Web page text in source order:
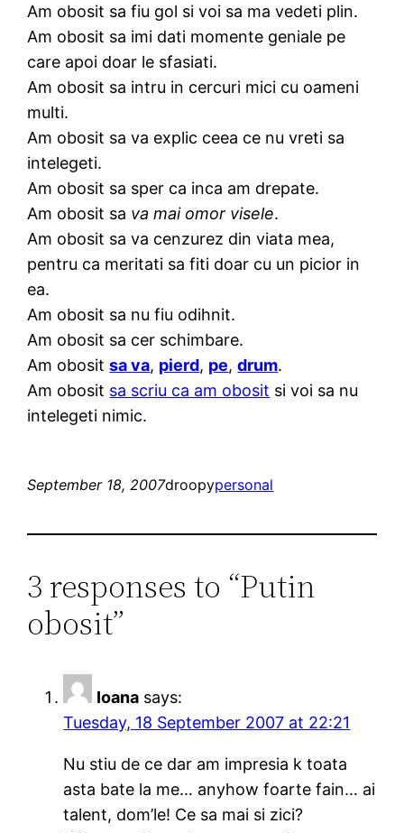
Am obosit sa fiu gol si voi sa ma vedeti plin.
Am obosit sa imi dati momente geniale pe
care apoi doar le sfasiati.
Am obosit sa intru in cercuri mici cu oameni
multi.
Am obosit sa va explic ceea ce nu vreti sa
intelegeti.
Am obosit sa sper ca inca am drepate.
Am obosit sa va mai omor visele.
Am obosit sa va cenzurez din viata mea,
pentru ca meritati sa fiti doar cu un picior in
ea.
Am obosit sa nu fiu odihnit.
Am obosit sa cer schimbare.
Am obositsa va, pierd, pe,drum.
Am obosit sa scriu ca am obosit si voi sa nu
intelegeti nimic.
September 18, 2007droopypersonal
3 responses to “Putin
obosit”
Ioana says:
Tuesday, 18 September 2007 at 22:21
Nu stiu de ce dar am impresia k toata
asta bate la me… anyhow foarte fain… ai
talent, dom’le! Ce sa mai si zici?